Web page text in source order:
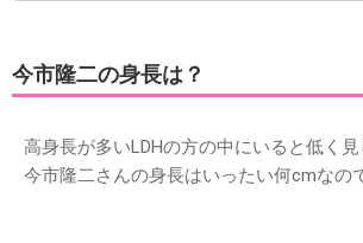
今市隆二の身長は？
高身長が多いLDHの方の中にいると低く見
今市隆二さんの身長はいったい何cmなの